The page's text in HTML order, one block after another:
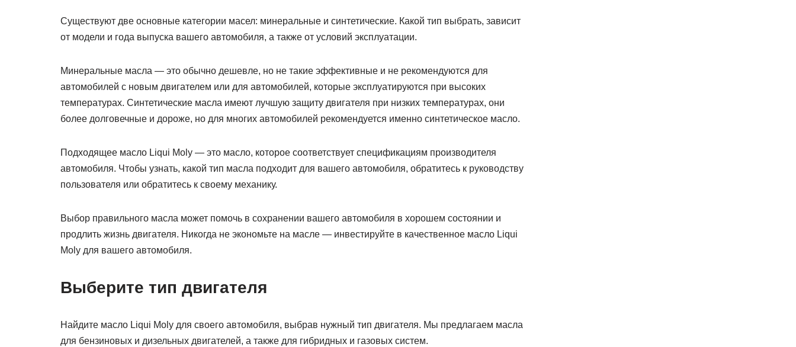
Существуют две основные категории масел: минеральные и синтетические. Какой тип выбрать, зависит
от модели и года выпуска вашего автомобиля, а также от условий эксплуатации.
Минеральные масла — это обычно дешевле, но не такие эффективные и не рекомендуются для
автомобилей с новым двигателем или для автомобилей, которые эксплуатируются при высоких
температурах. Синтетические масла имеют лучшую защиту двигателя при низких температурах, они
более долговечные и дороже, но для многих автомобилей рекомендуется именно синтетическое масло.
Подходящее масло Liqui Moly — это масло, которое соответствует спецификациям производителя
автомобиля. Чтобы узнать, какой тип масла подходит для вашего автомобиля, обратитесь к руководству
пользователя или обратитесь к своему механику.
Выбор правильного масла может помочь в сохранении вашего автомобиля в хорошем состоянии и
продлить жизнь двигателя. Никогда не экономьте на масле — инвестируйте в качественное масло Liqui
Moly для вашего автомобиля.
Выберите тип двигателя
Найдите масло Liqui Moly для своего автомобиля, выбрав нужный тип двигателя. Мы предлагаем масла
для бензиновых и дизельных двигателей, а также для гибридных и газовых систем.